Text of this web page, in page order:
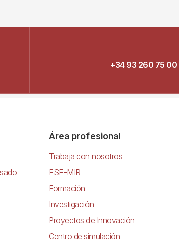
+34 93 260 75 00
Área profesional
Trabaja con nosotros
FSE-MIR
Formación
Investigación
Proyectos de Innovación
Centro de simulación